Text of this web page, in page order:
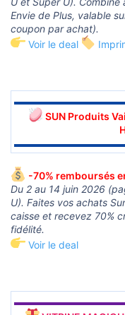
Envie de Plus, valable
coupon par achat).
Voir le deal
SUN Produits
-70% remboursés
Du 2 au 14 juin 2026
U). Faites vos achats
caisse et recevez 70%
fidélité.
Voir le deal